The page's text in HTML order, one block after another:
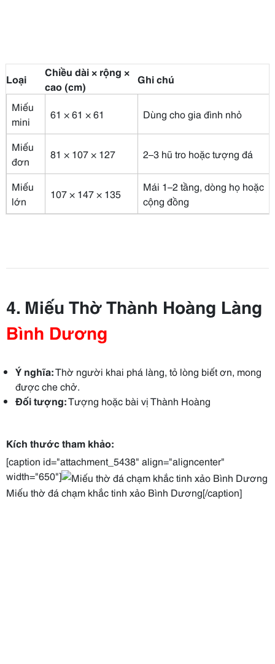
Loại
Chiều dài × rộng ×
cao (cm)
Ghi chú
Miếu
mini
61 × 61 × 61 Dùng cho gia đình nhỏ
Miếu
đơn
81 × 107 × 127 2–3 hũ tro hoặc tượng đá
Miếu
lớn
107 × 147 × 135
Mái 1–2 tầng, dòng họ hoặc
cộng đồng
4. Miếu Thờ Thành Hoàng Làng
Bình Dương
Ý nghĩa:Thờ người khai phá làng, tỏ lòng biết ơn, mong
được che chở.
Đối tượng:Tượng hoặc bài vị Thành Hoàng
Kích thước tham khảo:
[caption id="attachment_5438" align="aligncenter"
width="650"]
Miếu thờ đá chạm khắc tinh xảo Bình Dương[/caption]